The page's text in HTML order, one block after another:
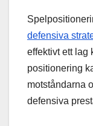
defensiva
effektivt ett lag
positionering
motståndarna
defensiva